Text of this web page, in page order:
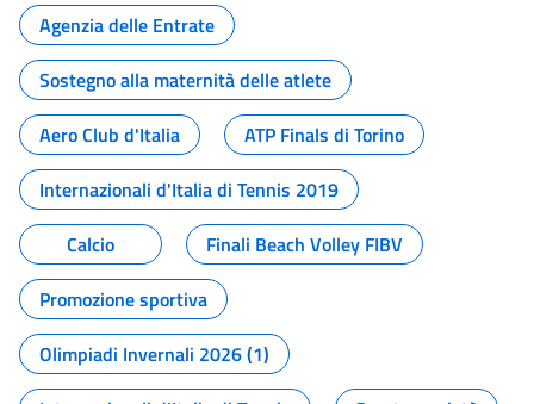
Agenzia delle Entrate
Sostegno alla maternità delle atlete
Aero Club d'Italia
ATP Finals di Torino
Internazionali d'Italia di Tennis 2019
Calcio
Finali Beach Volley FIBV
Promozione sportiva
Olimpiadi Invernali 2026 (1)